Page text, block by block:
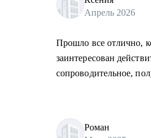
Апрель 2026
Прошло все отлично,
заинтересован
сопроводительное,
Роман